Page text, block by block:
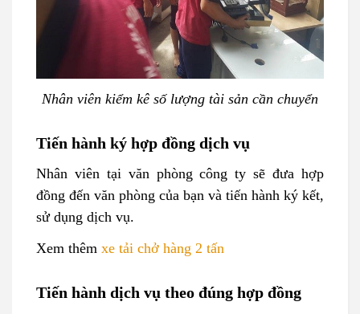
Nhân viên kiểm kê số lượng tài sản cần chuyển
Tiến hành ký hợp đồng dịch vụ
Nhân viên tại văn phòng công ty sẽ đưa hợp
đồng đến văn phòng của bạn và tiến hành ký kết,
sử dụng dịch vụ.
Xem thêm xe tải chở hàng 2 tấn
Tiến hành dịch vụ theo đúng hợp đồng